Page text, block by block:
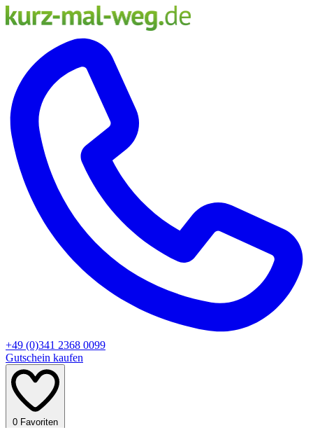
+49 (0)341 2368 0099
Gutschein kaufen
0 Favoriten